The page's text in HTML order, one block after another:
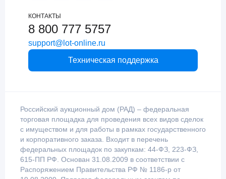
КОНТАКТЫ
8 800 777 5757
support@lot-online.ru
Техническая поддержка
Российский аукционный дом (РАД) – федеральная
торговая площадка для проведения всех видов сделок
с имуществом и для работы в рамках государственного
и корпоративного заказа. Входит в перечень
федеральных площадок по закупкам: 44-ФЗ, 223-ФЗ,
615-ПП РФ. Основан 31.08.2009 в соответствии с
Распоряжением Правительства РФ № 1186-р от